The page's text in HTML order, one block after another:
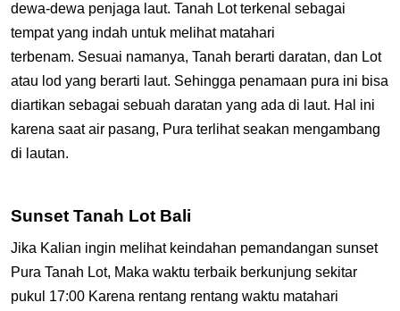
dewa-dewa penjaga laut. Tanah Lot terkenal sebagai
tempat yang indah untuk melihat matahari
terbenam. Sesuai namanya, Tanah berarti daratan, dan Lot
atau lod yang berarti laut. Sehingga penamaan pura ini bisa
diartikan sebagai sebuah daratan yang ada di laut. Hal ini
karena saat air pasang, Pura terlihat seakan mengambang
di lautan.
Sunset Tanah Lot Bali
Jika Kalian ingin melihat keindahan pemandangan sunset
Pura Tanah Lot, Maka waktu terbaik berkunjung sekitar
pukul 17:00 Karena rentang rentang waktu matahari